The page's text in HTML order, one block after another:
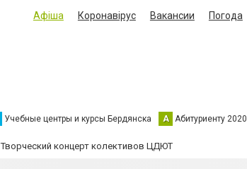
Афіша Коронавірус Вакансии Погода
Учебные центры и курсы Бердянска А Абитуриенту 2020
Творческий концерт колективов ЦДЮТ